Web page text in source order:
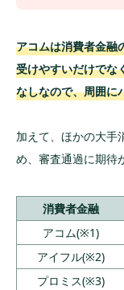
アコムは消費者金融
受けやすいだけでな
なしなので、周囲に
加えて、ほかの大手
め、審査通過に期待
消費者金融
アコム(※1)
アイフル(※2)
プロミス(※3)